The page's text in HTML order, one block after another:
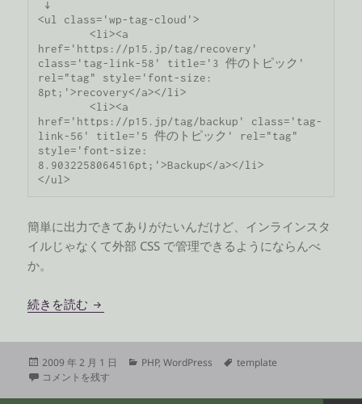
<ul class='wp-tag-cloud'>
	<li><a
href='https://p15.jp/tag/recovery'
class='tag-link-58' title='3 件のトピック'
rel="tag" style='font-size:
8pt;'>recovery</a></li>
	<li><a
href='https://p15.jp/tag/backup' class='tag-
link-56' title='5 件のトピック' rel="tag"
style='font-size:
8.9032258064516pt;'>Backup</a></li>
</ul>
簡単に出力できてありがたいんだけど、インラインスタ
イルじゃなくて外部 CSS で管理できるようにならんべ
か。
続きを読む WordPress のタグクラウド試行錯誤中
投
稿
2009 年 2 月 1 日
カ
PHP,WordPress
タ
template
WordPress のタグクラウド試行錯誤中 に
コメントを残す